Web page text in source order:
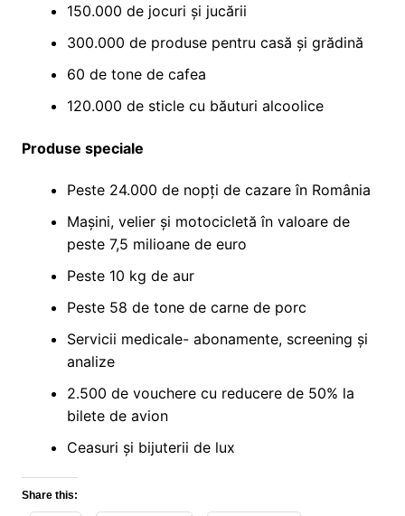
150.000 de jocuri și jucării
300.000 de produse pentru casă și grădină
60 de tone de cafea
120.000 de sticle cu băuturi alcoolice
Produse speciale
Peste 24.000 de nopți de cazare în România
Mașini, velier și motocicletă în valoare de
peste 7,5 milioane de euro
Peste 10 kg de aur
Peste 58 de tone de carne de porc
Servicii medicale- abonamente, screening și
analize
2.500 de vouchere cu reducere de 50% la
bilete de avion
Ceasuri și bijuterii de lux
Share this: